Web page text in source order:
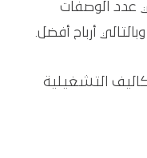
عدد الوصفات
أرباح أفضل.
التشغيلية